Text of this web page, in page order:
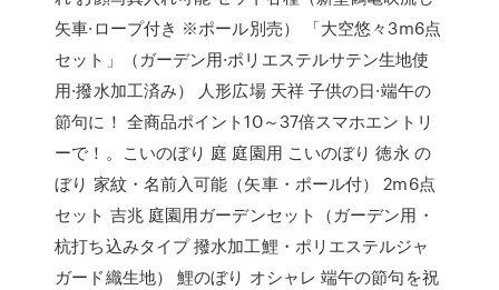
矢車·ロープ付き ※ポール別売） 「大空悠々3m6点
セット」（ガーデン用·ポリエステルサテン生地使
用·撥水加工済み） 人形広場 天祥 子供の日·端午の
節句に！ 全商品ポイント10～37倍スマホエントリ
ーで！。こいのぼり 庭 庭園用 こいのぼり 徳永 の
ぼり 家紋・名前入可能（矢車・ポール付） 2m6点
セット 吉兆 庭園用ガーデンセット（ガーデン用・
杭打ち込みタイプ 撥水加工鯉・ポリエステルジャ
ガード織生地） 鯉のぼり オシャレ 端午の節句を祝